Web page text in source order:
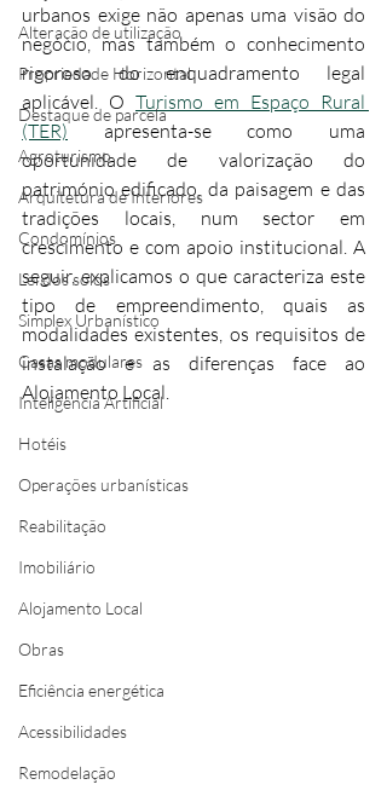
Alteração de utilização
Propriedade Horizontal
Destaque de parcela
Agroturismo
Arquitetura de Interiores
Condomínios
Lei dos solos
Simplex Urbanístico
Casas modulares
Inteligência Artificial
Hotéis
Operações urbanísticas
Reabilitação
Imobiliário
Alojamento Local
Obras
Eficiência energética
Acessibilidades
Remodelação
urbanos exige não apenas uma visão do
negócio, mas também o conhecimento
rigoroso do enquadramento legal
aplicável. O Turismo em Espaço Rural
(TER) apresenta-se como uma
oportunidade de valorização do
património edificado, da paisagem e das
tradições locais, num sector em
crescimento e com apoio institucional. A
seguir, explicamos o que caracteriza este
tipo de empreendimento, quais as
modalidades existentes, os requisitos de
instalação e as diferenças face ao
Alojamento Local.